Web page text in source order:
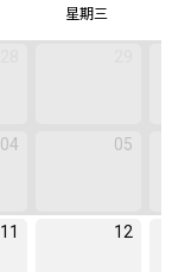
星期三
04 05
11 12